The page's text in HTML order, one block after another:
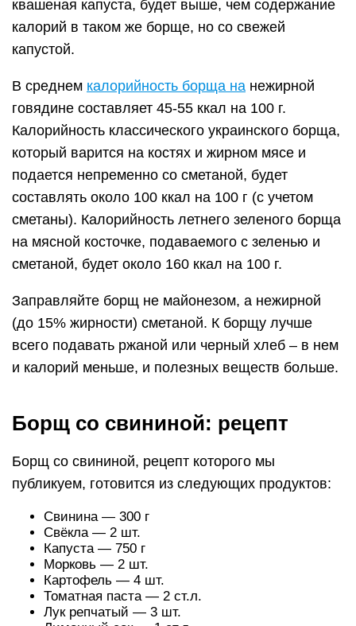
квашеная капуста, будет выше, чем содержание
калорий в таком же борще, но со свежей
капустой.
В среднем калорийность борща на нежирной
говядине составляет 45-55 ккал на 100 г.
Калорийность классического украинского борща,
который варится на костях и жирном мясе и
подается непременно со сметаной, будет
составлять около 100 ккал на 100 г (с учетом
сметаны). Калорийность летнего зеленого борща
на мясной косточке, подаваемого с зеленью и
сметаной, будет около 160 ккал на 100 г.
Заправляйте борщ не майонезом, а нежирной
(до 15% жирности) сметаной. К борщу лучше
всего подавать ржаной или черный хлеб – в нем
и калорий меньше, и полезных веществ больше.
Борщ со свининой: рецепт
Борщ со свининой, рецепт которого мы
публикуем, готовится из следующих продуктов:
Свинина — 300 г
Свёкла — 2 шт.
Капуста — 750 г
Морковь — 2 шт.
Картофель — 4 шт.
Томатная паста — 2 ст.л.
Лук репчатый — 3 шт.